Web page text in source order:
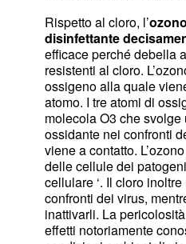
Rispetto al cloro, l’
disinfettante
efficace perché debella
resistenti al cloro.
ossigeno alla quale
atomo. I tre atomi di
molecola O3 che
ossidante nei confronti
viene a contatto.
delle cellule dei
cellulare ‘. Il cloro
confronti dei virus,
inattivarli. La
effetti notoriamente